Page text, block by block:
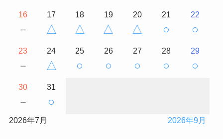
16
－
17
△
18
△
19
△
20
△
21
○
22
○
23
－
24
△
25
○
26
○
27
○
28
○
29
○
30
－
31
○
2026年7月 2026年9月